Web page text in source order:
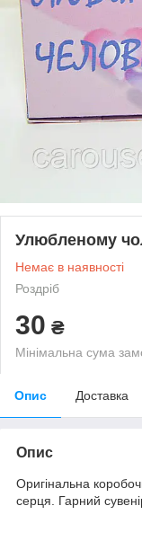
Улюбленому
Немає в наявності
Роздріб
30 ₴
Мінімальна сума
Опис Доставка
Опис
Оригінальна
серця. Гарний